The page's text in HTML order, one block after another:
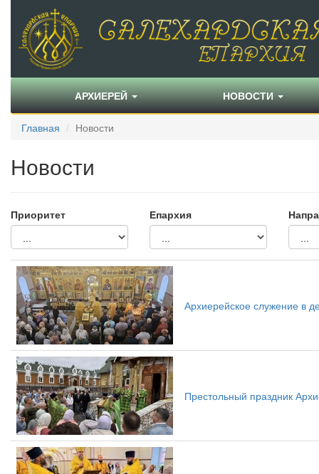
АРХИЕРЕЙ НОВОСТИ
Главная Новости
Новости
Приоритет Епархия
Архиерейское служение в
Престольный праздник